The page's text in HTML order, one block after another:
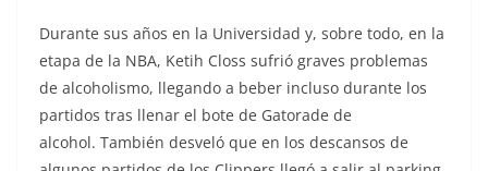
Durante sus años en la Universidad y, sobre todo, en la
etapa de la NBA, Ketih Closs sufrió graves problemas
de alcoholismo, llegando a beber incluso durante los
partidos tras llenar el bote de Gatorade de
alcohol. También desveló que en los descansos de